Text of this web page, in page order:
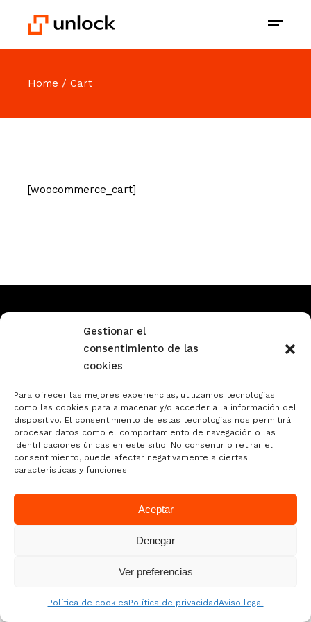
Gestionar el
consentimiento de las
cookies
Para ofrecer las mejores experiencias, utilizamos tecnologías
como las cookies para almacenar y/o acceder a la información del
dispositivo. El consentimiento de estas tecnologías nos permitirá
procesar datos como el comportamiento de navegación o las
identificaciones únicas en este sitio. No consentir o retirar el
consentimiento, puede afectar negativamente a ciertas
características y funciones.
Aceptar
Denegar
Ver preferencias
Política de cookiesPolítica de privacidadAviso legal
Home Cart
[woocommerce_cart]
Política de cookies
Aviso legal